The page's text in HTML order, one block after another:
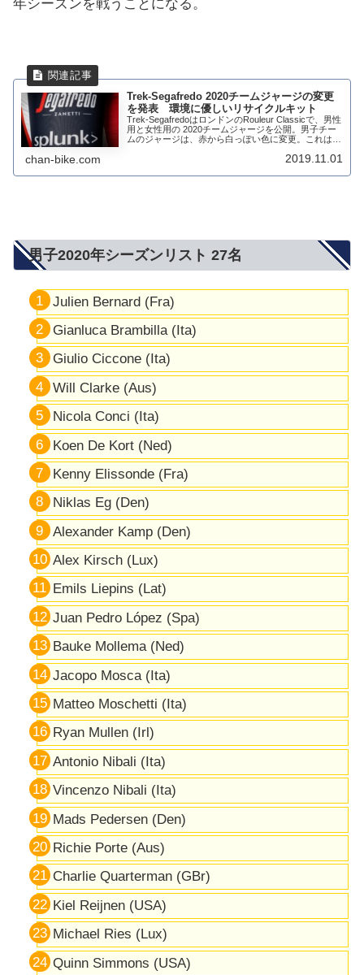
年シーズンを戦うことになる。
Trek-Segafredo 2020チームジャージの変更
を発表 環境に優しいリサイクルキット
Trek-SegafredoはロンドンのRouleur Classicで、男性
用と女性用の 2020チームジャージを公開。男子チー
ムのジャージは、赤から白っぽい色に変更。これはツ
chan-bike.com 2019.11.01
男子2020年シーズンリスト 27名
Julien Bernard (Fra)
Gianluca Brambilla (Ita)
Giulio Ciccone (Ita)
Will Clarke (Aus)
Nicola Conci (Ita)
Koen De Kort (Ned)
Kenny Elissonde (Fra)
Niklas Eg (Den)
Alexander Kamp (Den)
Alex Kirsch (Lux)
Emils Liepins (Lat)
Juan Pedro López (Spa)
Bauke Mollema (Ned)
Jacopo Mosca (Ita)
Matteo Moschetti (Ita)
Ryan Mullen (Irl)
Antonio Nibali (Ita)
Vincenzo Nibali (Ita)
Mads Pedersen (Den)
Richie Porte (Aus)
Charlie Quarterman (GBr)
Kiel Reijnen (USA)
Michael Ries (Lux)
Quinn Simmons (USA)